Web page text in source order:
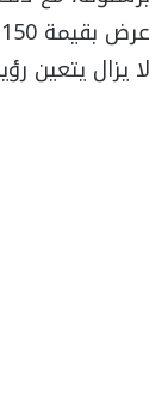
لا يزال يتعين